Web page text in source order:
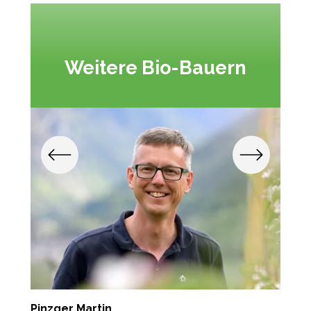
Weitere Bio-Bauern